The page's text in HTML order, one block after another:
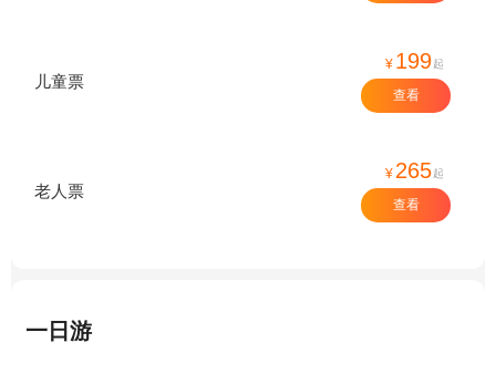
儿童票
¥ 199起
查看
老人票
¥ 265起
查看
一日游